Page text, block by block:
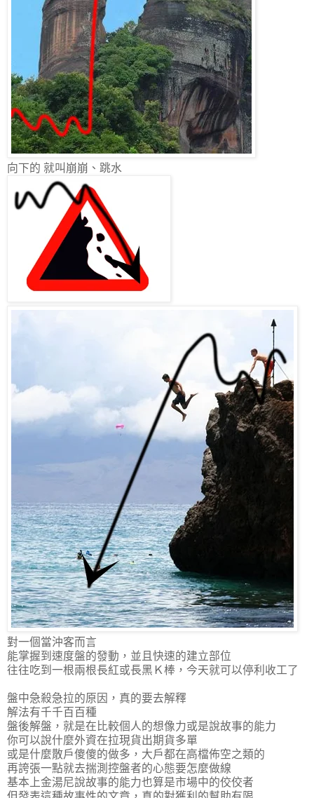
向下的 就叫崩崩、跳水
對一個當沖客而言
能掌握到速度盤的發動，並且快速的建立部位
往往吃到一根兩根長紅或長黑Ｋ棒，今天就可以停利收工了
盤中急殺急拉的原因，真的要去解釋
解法有千千百百種
盤後解盤，就是在比較個人的想像力或是說故事的能力
你可以說什麼外資在拉現貨出期貨多單
或是什麼散戶傻傻的做多，大戶都在高檔佈空之類的
再誇張一點就去揣測控盤者的心態要怎麼做線
基本上金湯尼說故事的能力也算是市場中的佼佼者